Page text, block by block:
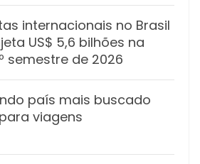
internacionais no Brasil
US$ 5,6 bilhões na
semestre de 2026
país mais buscado
viagens